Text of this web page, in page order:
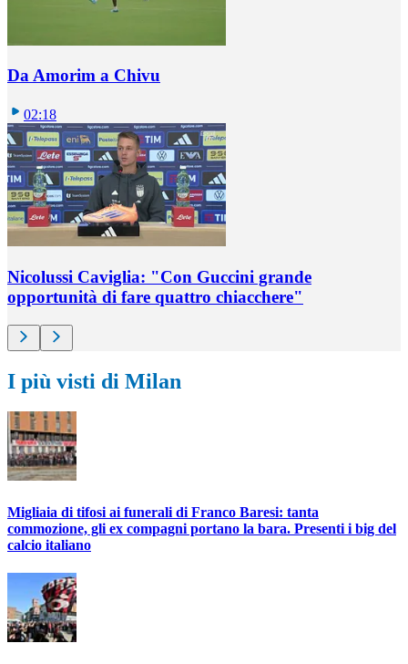
Da Amorim a Chivu
02:18
Nicolussi Caviglia: "Con Guccini grande
opportunità di fare quattro chiacchere"
I più visti di Milan
Migliaia di tifosi ai funerali di Franco Baresi: tanta
commozione, gli ex compagni portano la bara. Presenti i big del
calcio italiano